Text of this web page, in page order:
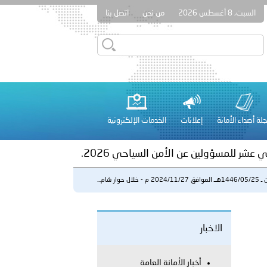
السبت، 8 أغسطس 2026 من نحن اتصل بنا
أصداء الأمانة إعلانات الخدمات الإلكترونية
الأميريين معالي النائب الأول لرئيس مجلس الوزراء
العام..
الأعيان المدنية في مدينة نـجران
عشر للمسؤولين عن الأمن السياحي 2026.
والكلية الدولية الجامعية للعلوم والصحة توقعان اتفاقية
- خلال حوار شام...
الاخبار
أخبار الأمانة العامة